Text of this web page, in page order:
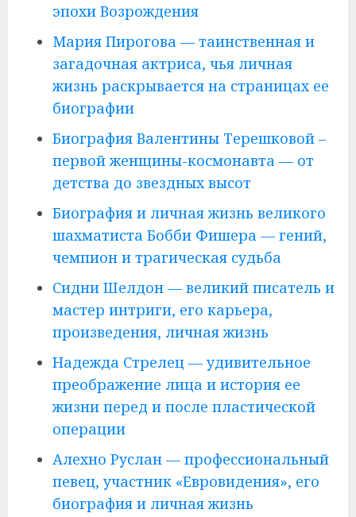
эпохи Возрождения
Мария Пирогова — таинственная и
загадочная актриса, чья личная
жизнь раскрывается на страницах ее
биографии
Биография Валентины Терешковой –
первой женщины-космонавта — от
детства до звездных высот
Биография и личная жизнь великого
шахматиста Бобби Фишера — гений,
чемпион и трагическая судьба
Сидни Шелдон — великий писатель и
мастер интриги, его карьера,
произведения, личная жизнь
Надежда Стрелец — удивительное
преображение лица и история ее
жизни перед и после пластической
операции
Алехно Руслан — профессиональный
певец, участник «Евровидения», его
биография и личная жизнь